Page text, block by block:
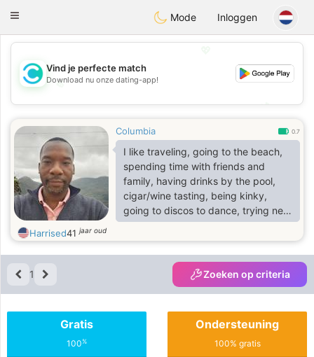
olombiaCitas
Toggle
Mode Inloggen
💖
💕
Vind je perfecte match
Download nu onze dating-app!
Columbia 0.7
I like traveling, going to the beach,
spending time with friends and
family, having drinks by the pool,
cigar/wine tasting, being kinky,
going to discos to dance, trying new
restaurants, culture and language
exchange, golfing, boating, exercise
and watching college sports in my
Harrised41jaar oud
1 Zoeken op criteria
Gratis
100%
Ondersteuning
100% gratis